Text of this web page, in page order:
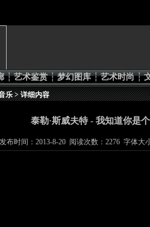
┆ 艺术鉴赏 ┆ 梦幻图库 ┆ 艺术时尚 ┆
乐> 详细内容
泰勒·斯威夫特 - 我知道你是
发布时间：2013-8-20 阅读次数：2276 字体大